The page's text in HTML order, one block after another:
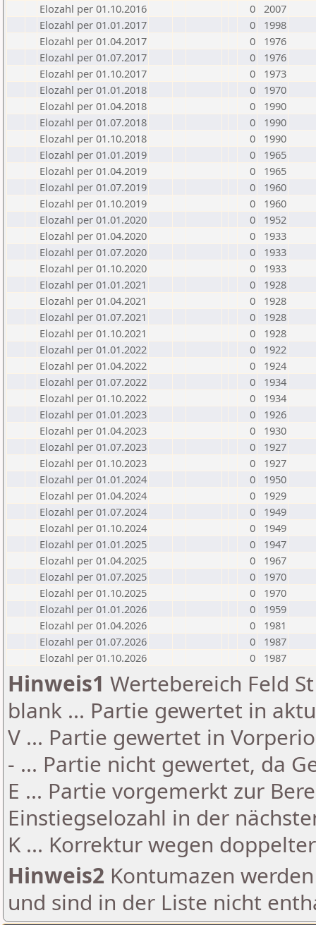
Elozahl per 01.10.2016
0 2007
Elozahl per 01.01.2017
0
1998
Elozahl per 01.04.2017
0
1976
Elozahl per 01.07.2017
0
1976
Elozahl per 01.10.2017
0
1973
Elozahl per 01.01.2018
0
1970
Elozahl per 01.04.2018
0
1990
Elozahl per 01.07.2018
0
1990
Elozahl per 01.10.2018
0
1990
Elozahl per 01.01.2019
0
1965
Elozahl per 01.04.2019
0
1965
Elozahl per 01.07.2019
0
1960
Elozahl per 01.10.2019
0
1960
Elozahl per 01.01.2020
0
1952
Elozahl per 01.04.2020
0
1933
Elozahl per 01.07.2020
0
1933
Elozahl per 01.10.2020
0
1933
Elozahl per 01.01.2021
0
1928
Elozahl per 01.04.2021
0
1928
Elozahl per 01.07.2021
0
1928
Elozahl per 01.10.2021
0
1928
Elozahl per 01.01.2022
0
1922
Elozahl per 01.04.2022
0
1924
Elozahl per 01.07.2022
0
1934
Elozahl per 01.10.2022
0
1934
Elozahl per 01.01.2023
0
1926
Elozahl per 01.04.2023
0
1930
Elozahl per 01.07.2023
0
1927
Elozahl per 01.10.2023
0
1927
Elozahl per 01.01.2024
0
1950
Elozahl per 01.04.2024
0
1929
Elozahl per 01.07.2024
0
1949
Elozahl per 01.10.2024
0
1949
Elozahl per 01.01.2025
0
1947
Elozahl per 01.04.2025
0
1967
Elozahl per 01.07.2025
0
1970
Elozahl per 01.10.2025
0
1970
Elozahl per 01.01.2026
0
1959
Elozahl per 01.04.2026
0
1981
Elozahl per 01.07.2026
0
1987
Elozahl per 01.10.2026
0 1987
Hinweis1 Wertebereich Feld
blank ... Partie gewertet in
V ... Partie gewertet in
- ... Partie nicht gewertet, da
E ... Partie vorgemerkt zur
Einstiegselozahl in der
K ... Korrektur wegen
Hinweis2 Kontumazen
und sind in der Liste nicht